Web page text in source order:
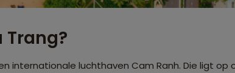
Trang?
internationale luchthaven Cam Ranh. Die ligt